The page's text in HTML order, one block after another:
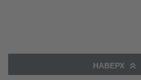
НАВЕРХ